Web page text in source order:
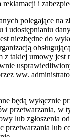
reklamacji i
polegające na
i udostępnianiu
niezbędne do
z takiej umowy jest
ww.
będą wyłącznie
przetwarzania, w
lub zgłoszenia
przetwarzania lub